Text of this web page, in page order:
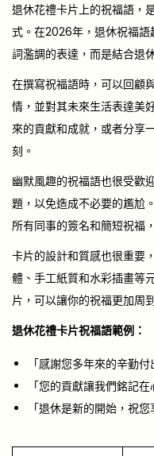
退休花禮卡片上的祝福語，
式。在2026年，退休祝福
詞濫調的表達，而是結合退
在撰寫祝福語時，可以回顧
情，並對其未來生活表達美
來的貢獻和成就，或者分享
刻。
幽默風趣的祝福語也很受歡
題，以免造成不必要的尷尬
所有同事的簽名和簡短祝福
卡片的設計和質感也很重要
體、手工紙質和水彩插畫等
片，可以讓你的祝福更加周
退休花禮卡片祝福語範例：
「感謝您多年來的辛勤
「您的貢獻讓我們銘記
「退休是新的開始，祝